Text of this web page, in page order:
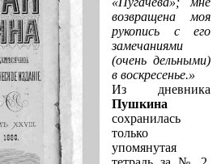
возвращена моя
рукопись с его
замечаниями
(очень дельными)
в воскресенье.»
Из дневника
Пушкина
сохранилась
только
упомянутая